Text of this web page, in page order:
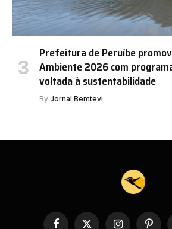
Prefeitura de Peruíbe
Ambiente 2026 com
voltada à sustentabilidade
By Jornal Bemtevi